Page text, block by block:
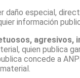
daño especial,
información
agresivos,
quien publica
concede a